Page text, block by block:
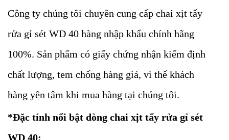
Công ty chúng tôi chuyên cung cấp chai xịt tẩy
rửa gỉ sét WD 40 hàng nhập khẩu chính hãng
100%. Sản phẩm có giấy chứng nhận kiểm định
chất lượng, tem chống hàng giả, vì thế khách
hàng yên tâm khi mua hàng tại chúng tôi.
*Đặc tính nổi bật dòng chai xịt tẩy rửa gỉ sét
WD 40: